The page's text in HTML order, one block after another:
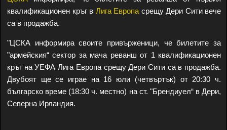
квалификационен кръг в Лига Европа срещу Дери Сити вече
са в продажба.
"ЦСКА информира своите привърженици, че билетите за
"армейския“ сектор за мача реванш от 1 квалификационен
кръг на УЕФА Лига Европа срещу Дери Сити са в продажба.
Двубоят ще се играе на 16 юли (четвъртък) от 20:30 ч.
българско време (18:30 ч. местно) на ст. "Брендиуел“ в Дери,
Северна Ирландия.